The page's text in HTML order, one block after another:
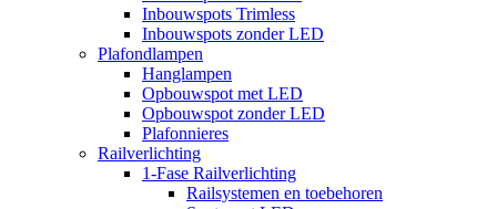
Inbouwspots Trimless
Inbouwspots zonder LED
Plafondlampen
Hanglampen
Opbouwspot met LED
Opbouwspot zonder LED
Plafonnieres
Railverlichting
1-Fase Railverlichting
Railsystemen en toebehoren